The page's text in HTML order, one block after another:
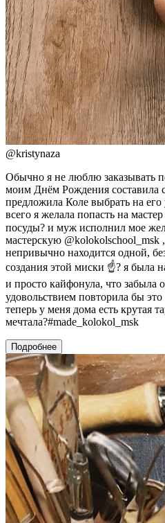
@kristynaza
Обычно я не люблю заказывать
моим Днём Рождения составила
предложила Коле выбрать на
всего я желала попасть на
посуды? и муж исполнил мое
мастерскую @kolokolschool_msk
непривычно находится одной,
создания этой миски ☝? я была
и просто кайфонула, что забыла
удовольствием повторила бы
теперь у меня дома есть крутая
мечтала?#made_kolokol_msk
Подробнее